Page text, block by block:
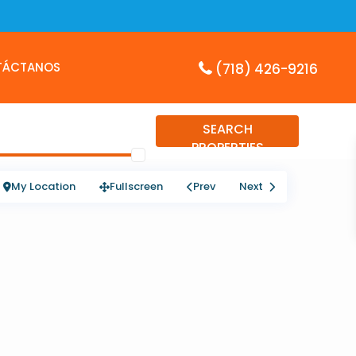
(718) 426-9216
SEARCH
PROPERTIES
My Location Fullscreen Prev Next